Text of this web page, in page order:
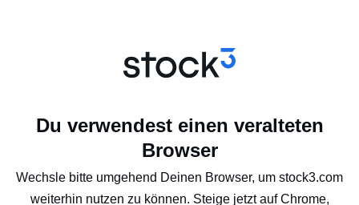
Du verwendest einen veralteten
Browser
Wechsle bitte umgehend Deinen Browser, um stock3.com
weiterhin nutzen zu können. Steige jetzt auf Chrome,